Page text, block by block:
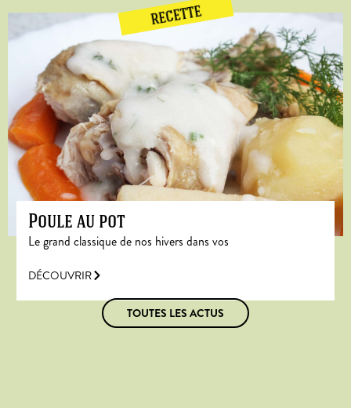
RECETTE
Poule au pot
Le grand classique de nos hivers dans vos
DÉCOUVRIR
TOUTES LES ACTUS